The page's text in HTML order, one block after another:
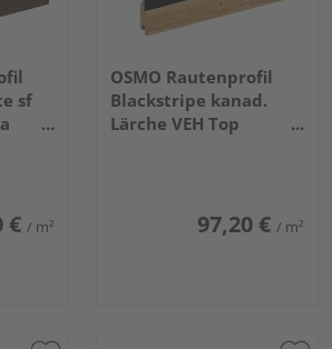
sf
€ / m²
OSMO Rautenprofil
Blackstripe kanad.
Lärche VEH Top
97,20 € / m²